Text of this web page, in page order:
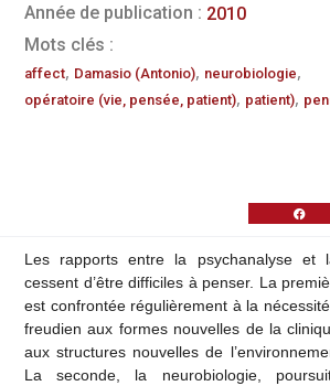
Année de publication : 2010
Mots clés :
affect, Damasio (Antonio), neurobiologie,
opératoire (vie, pensée, patient), patient),
Les rapports entre la psychanalyse et
cessent d’être difficiles à penser. La
est confrontée régulièrement à la nécessité
freudien aux formes nouvelles de la
aux structures nouvelles de
La seconde, la neurobiologie,